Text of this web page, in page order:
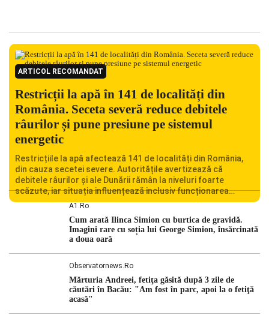
ARTICOL RECOMANDAT
Restricții la apă în 141 de localități din
România. Seceta severă reduce debitele
râurilor și pune presiune pe sistemul
energetic
Restricțiile la apă afectează 141 de localități din România,
din cauza secetei severe. Autoritățile avertizează că
debitele râurilor și ale Dunării rămân la niveluri foarte
scăzute, iar situația influențează inclusiv funcționarea
Centralei Nucleare de la Cernavodă. România se confruntă
hidrologic din ultimii ani. Lipsa […]
A1.ro
Cum arată Ilinca Simion cu burtica de gravidă.
Imagini rare cu soția lui George Simion, însărcinată
a doua oară
Observatornews.ro
Mărturia Andreei, fetiţa găsită după 3 zile de
căutări în Bacău: "Am fost în parc, apoi la o fetiţă
acasă"